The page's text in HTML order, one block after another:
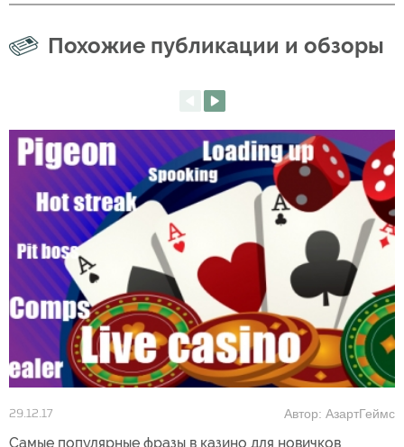
Похожие публикации и обзоры
29.12.17 Автор: АзартГеймс
Самые популярные фразы в казино для новичков